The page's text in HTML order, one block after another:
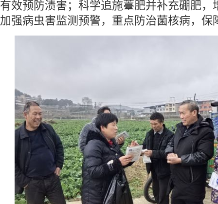
有效预防渍害；科学追施薹肥并补充硼肥，
加强病虫害监测预警，重点防治菌核病，保